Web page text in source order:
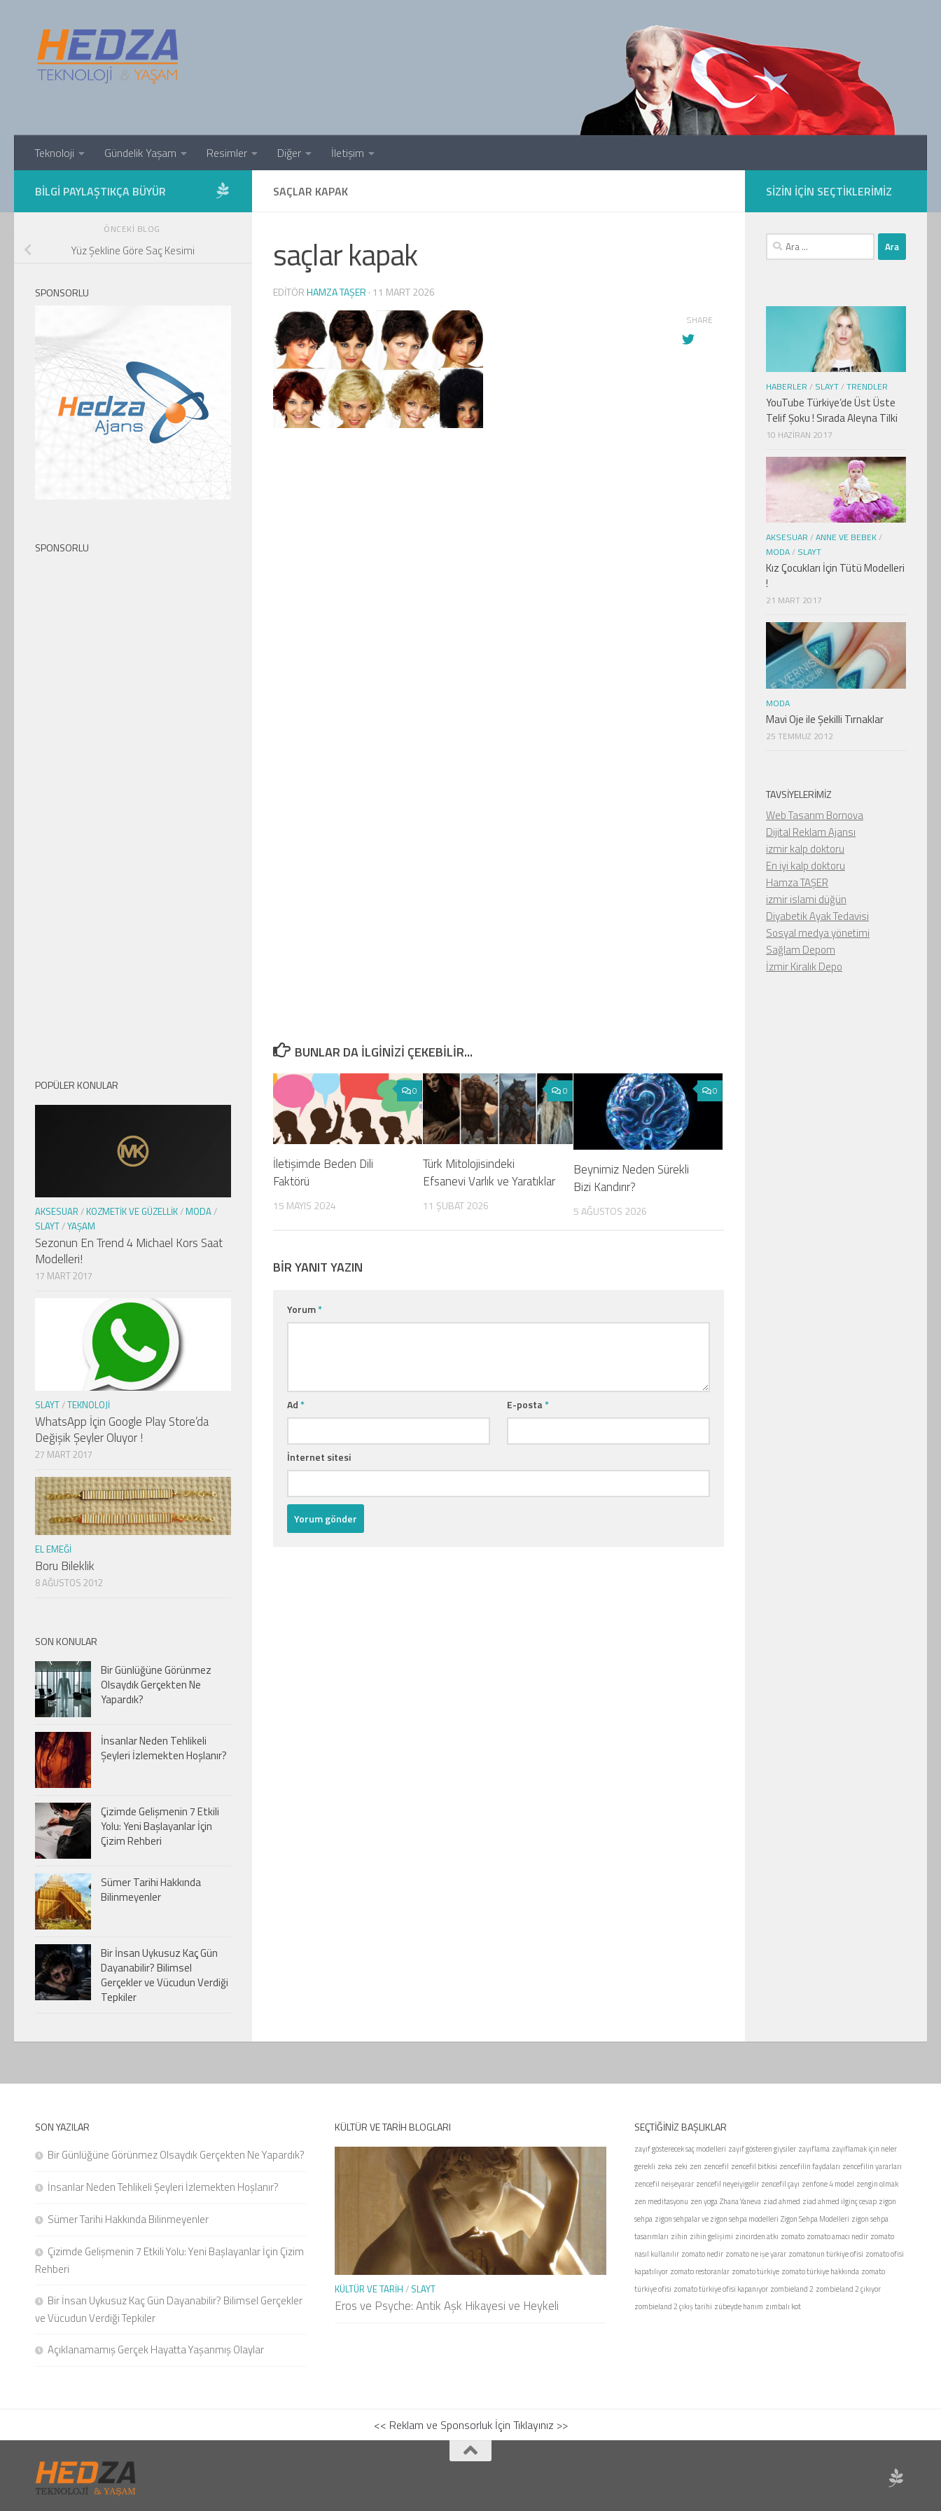
Teknoloji Gündelik Yaşam Resimler Diğer İletişim
SAÇLAR KAPAK
saçlar kapak
EDITÖRHAMZA TAŞER · 11 MART 2026
SHARE
BUNLAR DA ILGINIZI ÇEKEBILIR...
0
İletişimde Beden Dili
Faktörü
15 MAYIS 2024
0
Türk Mitolojisindeki
Efsanevi Varlık ve Yaratıklar
11 ŞUBAT 2026
0
Beynimiz Neden Sürekli
Bizi Kandırır?
5 AĞUSTOS 2026
BIR YANIT YAZIN
Yorum*
Ad* E-posta*
İnternet sitesi
BILGI PAYLAŞTIKÇA BÜYÜR
ÖNCEKI BLOG
Yüz Şekline Göre Saç Kesimi
SPONSORLU
SPONSORLU
POPÜLER KONULAR
AKSESUAR / KOZMETIK VE GÜZELLIK/ MODA/
SLAYT/YAŞAM
Sezonun En Trend 4 Michael Kors Saat
Modelleri!
17 MART 2017
SLAYT/TEKNOLOJI
WhatsApp İçin Google Play Store’da
Değişik Şeyler Oluyor !
27 MART 2017
EL EMEĞI
Boru Bileklik
8 AĞUSTOS 2012
SON KONULAR
Bir Günlüğüne Görünmez
Olsaydık Gerçekten Ne
Yapardık?
İnsanlar Neden Tehlikeli
Şeyleri İzlemekten Hoşlanır?
Çizimde Gelişmenin 7 Etkili
Yolu: Yeni Başlayanlar İçin
Çizim Rehberi
Sümer Tarihi Hakkında
Bilinmeyenler
Bir İnsan Uykusuz Kaç Gün
Dayanabilir? Bilimsel
Gerçekler ve Vücudun Verdiği
Tepkiler
SIZIN IÇIN SEÇTIKLERIMIZ
Arama:
HABERLER / SLAYT/TRENDLER
YouTube Türkiye’de Üst Üste
Telif Şoku ! Sırada Aleyna Tilki
10 HAZIRAN 2017
AKSESUAR /ANNE VE BEBEK/
MODA/ SLAYT
Kız Çocukları İçin Tütü Modelleri
!
21 MART 2017
MODA
Mavi Oje ile Şekilli Tırnaklar
25 TEMMUZ 2012
TAVSIYELERIMIZ
Web Tasarım Bornova
Dijital Reklam Ajansı
izmir kalp doktoru
En iyi kalp doktoru
Hamza TAŞER
izmir islami düğün
Diyabetik Ayak Tedavisi
Sosyal medya yönetimi
Sağlam Depom
İzmir Kiralık Depo
SON YAZILAR
Bir Günlüğüne Görünmez Olsaydık Gerçekten Ne Yapardık?
İnsanlar Neden Tehlikeli Şeyleri İzlemekten Hoşlanır?
Sümer Tarihi Hakkında Bilinmeyenler
Çizimde Gelişmenin 7 Etkili Yolu: Yeni Başlayanlar İçin Çizim
Rehberi
Bir İnsan Uykusuz Kaç Gün Dayanabilir? Bilimsel Gerçekler
ve Vücudun Verdiği Tepkiler
Açıklanamamış Gerçek Hayatta Yaşanmış Olaylar
KÜLTÜR VE TARIH BLOGLARI
KÜLTÜR VE TARIH / SLAYT
Eros ve Psyche: Antik Aşk Hikayesi ve Heykeli
SEÇTIĞINIZ BAŞLIKLAR
zayıf gösterecek saç modelleri zayıf gösteren giysiler zayıflama zayıflamak için neler
gerekli zeka zeki zen zencefil zencefil bitkisi zencefilin faydaları zencefilin yararları
zencefil neişeyarar zencefil neyeiyigelir zencefil çayı zenfone 4 model zengin olmak
zen meditasyonu zen yogaZhana Yaneva ziad ahmed ziad ahmed ilginç cevap zigon
sehpa zigon sehpalar ve zigon sehpa modelleri Zigon Sehpa Modelleri zigon sehpa
tasarımları zihin zihin gelişimi zincirden atkı zomato zomato amacı nedir zomato
nasıl kullanılır zomato nedir zomato ne işe yarar zomatonun türkiye ofisi zomato ofisi
kapatılıyor zomato restoranlar zomato türkiye zomato türkiye hakkında zomato
türkiye ofisi zomato türkiye ofisi kapanıyor zombieland 2 zombieland 2 çıkıyor
zombieland 2 çıkış tarihi zübeyde hanım zımbalı kot
<< Reklam ve Sponsorluk İçin Tıklayınız >>